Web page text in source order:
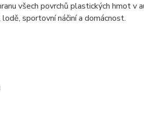
všech povrchů plastických hmot
sportovní náčiní a domácnost.